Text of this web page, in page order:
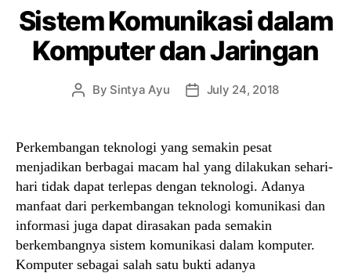
Sistem Komunikasi dalam
Komputer dan Jaringan
Post
By Sintya Ayu
PostJuly 24, 2018
Perkembangan teknologi yang semakin pesat
menjadikan berbagai macam hal yang dilakukan sehari-
hari tidak dapat terlepas dengan teknologi. Adanya
manfaat dari perkembangan teknologi komunikasi dan
informasi juga dapat dirasakan pada semakin
berkembangnya sistem komunikasi dalam komputer.
Komputer sebagai salah satu bukti adanya